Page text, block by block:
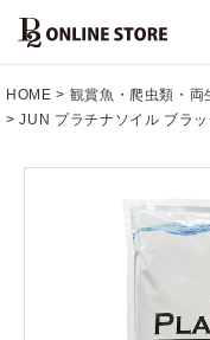
HOME 観賞魚・爬虫類・両
JUN プラチナソイル ブラ